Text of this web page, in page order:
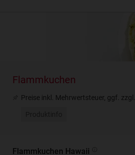
Flammkuchen
Preise inkl. Mehrwertsteuer, ggf. zzgl.
Flammkuchen Hawaii